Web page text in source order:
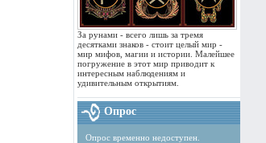
За рунами - всего лишь за тремя
десятками знаков - стоит целый мир -
мир мифов, магии и истории. Малейшее
погружение в этот мир приводит к
интересным наблюдениям и
удивительным открытиям.
Опрос
Опрос временно недоступен.